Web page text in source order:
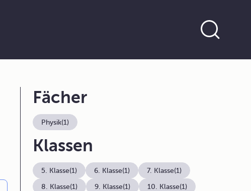
Fächer
Physik(1)
Klassen
5. Klasse(1) 6. Klasse(1) 7. Klasse(1)
8. Klasse(1) 9. Klasse(1) 10. Klasse(1)